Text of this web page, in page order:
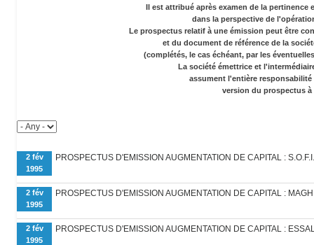
Il est attribué après examen de la
dans la perspective de
Le prospectus relatif à une émission peut être
et du document de référence de la
(complétés, le cas échéant, par les
La société émettrice et
assument l'entière
version du prospectus à
2 fév
1995
PROSPECTUS D'EMISSION AUGMENTATION DE CAPITAL :
2 fév
1995
PROSPECTUS D'EMISSION AUGMENTATION DE CAPITAL :
2 fév
1995
PROSPECTUS D'EMISSION AUGMENTATION DE CAPITAL :